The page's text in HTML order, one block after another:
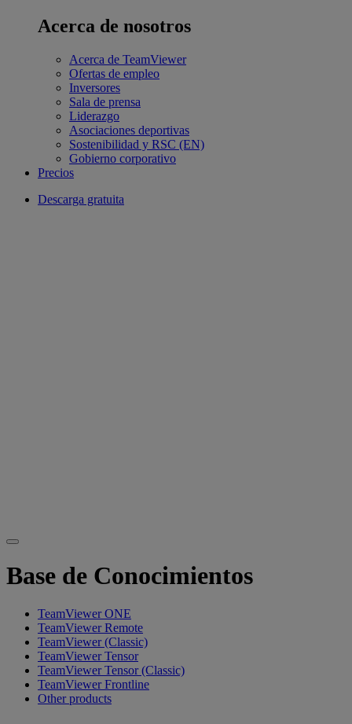
Acerca de nosotros
Acerca de TeamViewer
Ofertas de empleo
Inversores
Sala de prensa
Liderazgo
Asociaciones deportivas
Sostenibilidad y RSC (EN)
Gobierno corporativo
Precios
Descarga gratuita
Base de Conocimientos
TeamViewer ONE
TeamViewer Remote
TeamViewer (Classic)
TeamViewer Tensor
TeamViewer Tensor (Classic)
TeamViewer Frontline
Other products